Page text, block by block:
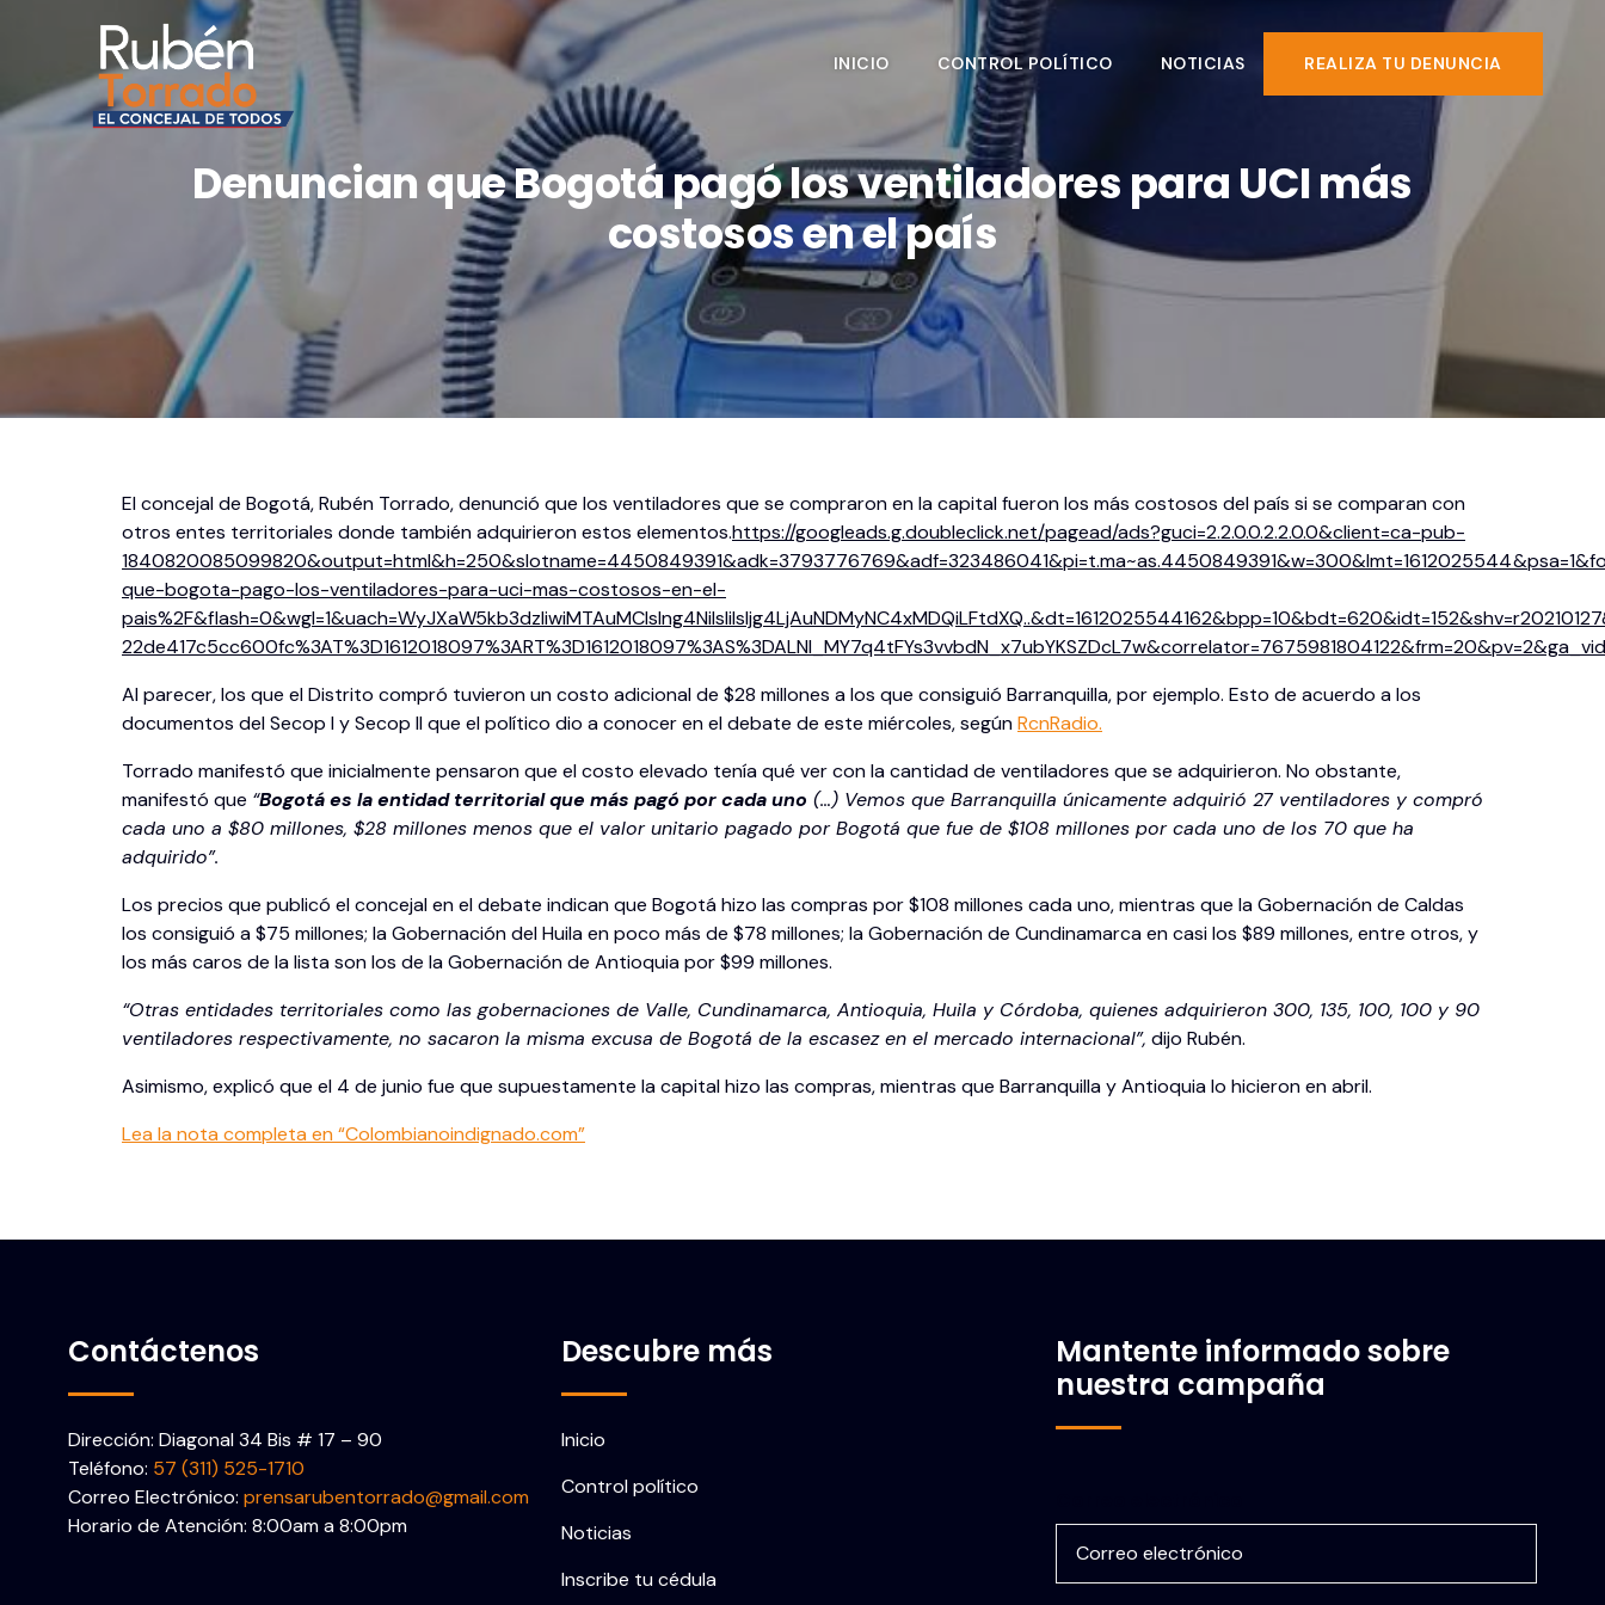
INICIO CONTROL POLÍTICO NOTICIAS REALIZA TU DENUNCIA
Denuncian que Bogotá pagó los ventiladores para UCI más
costosos en el país
El concejal de Bogotá, Rubén Torrado, denunció que los ventiladores que se compraron en la capital fueron los más costosos del país si se comparan con
otros entes territoriales donde también adquirieron estos elementos.https://googleads.g.doubleclick.net/pagead/ads?guci=2.2.0.0.2.2.0.0&client=ca-pub-
que-bogota-pago-los-ventiladores-para-uci-mas-costosos-en-el-
Al parecer, los que el Distrito compró tuvieron un costo adicional de $28 millones a los que consiguió Barranquilla, por ejemplo. Esto de acuerdo a los
documentos del Secop I y Secop II que el político dio a conocer en el debate de este miércoles, segúnRcnRadio.
Torrado manifestó que inicialmente pensaron que el costo elevado tenía qué ver con la cantidad de ventiladores que se adquirieron. No obstante,
manifestó que “Bogotá es la entidad territorial que más pagó por cada uno (…) Vemos que Barranquilla únicamente adquirió 27 ventiladores y compró
cada uno a $80 millones, $28 millones menos que el valor unitario pagado por Bogotá que fue de $108 millones por cada uno de los 70 que ha
adquirido”.
Los precios que publicó el concejal en el debate indican que Bogotá hizo las compras por $108 millones cada uno, mientras que la Gobernación de Caldas
los consiguió a $75 millones; la Gobernación del Huila en poco más de $78 millones; la Gobernación de Cundinamarca en casi los $89 millones, entre otros, y
los más caros de la lista son los de la Gobernación de Antioquia por $99 millones.
“Otras entidades territoriales como las gobernaciones de Valle, Cundinamarca, Antioquia, Huila y Córdoba, quienes adquirieron 300, 135, 100, 100 y 90
ventiladores respectivamente, no sacaron la misma excusa de Bogotá de la escasez en el mercado internacional”, dijo Rubén.
Asimismo, explicó que el 4 de junio fue que supuestamente la capital hizo las compras, mientras que Barranquilla y Antioquia lo hicieron en abril.
Lea la nota completa en “Colombianoindignado.com”
Contáctenos
Dirección: Diagonal 34 Bis # 17 – 90
Teléfono: 57 (311) 525-1710
Correo Electrónico: prensarubentorrado@gmail.com
Horario de Atención: 8:00am a 8:00pm
Descubre más
Inicio
Control político
Noticias
Inscribe tu cédula
Mantente informado sobre
nuestra campaña